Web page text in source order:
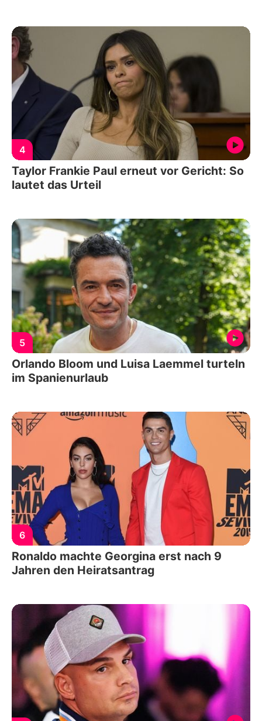
4
Taylor Frankie Paul erneut vor Gericht: So
lautet das Urteil
5
Orlando Bloom und Luisa Laemmel turteln
im Spanienurlaub
6
Ronaldo machte Georgina erst nach 9
Jahren den Heiratsantrag